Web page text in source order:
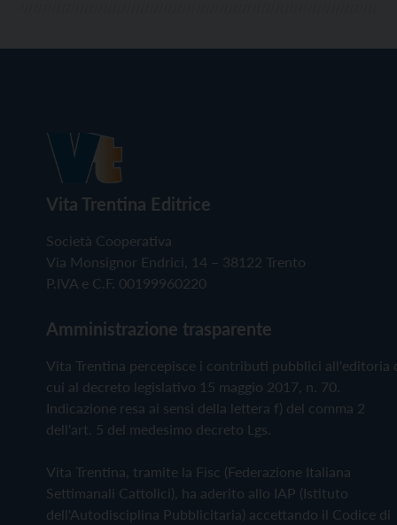
Vita Trentina Editrice
Società Cooperativa
Via Monsignor Endrici, 14 – 38122 Trento
P.IVA e C.F. 00199960220
Amministrazione trasparente
Vita Trentina percepisce i contributi pubblici all'editoria
cui al decreto legislativo 15 maggio 2017, n. 70.
Indicazione resa ai sensi della lettera f) del comma 2
dell'art. 5 del medesimo decreto Lgs.
Vita Trentina, tramite la Fisc (Federazione Italiana
Settimanali Cattolici), ha aderito allo IAP (Istituto
dell'Autodisciplina Pubblicitaria) accettando il Codice di